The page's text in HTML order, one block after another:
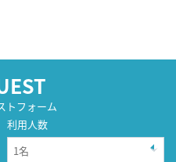
トフォーム
利用人数